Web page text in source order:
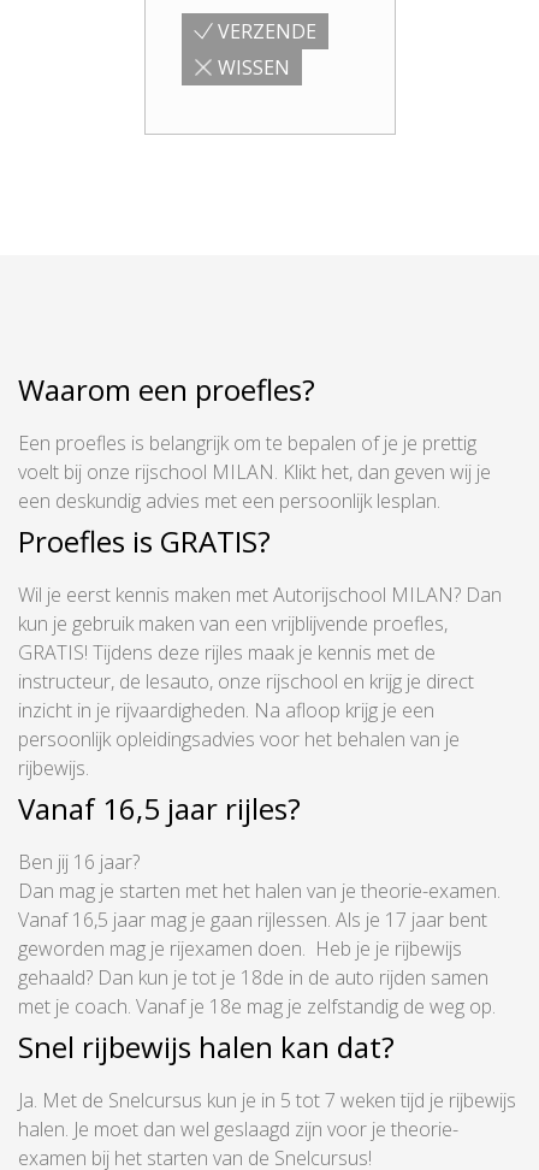
VERZENDE
WISSEN
Waarom een proefles?
Een proefles is belangrijk om te bepalen of je je prettig
voelt bij onze rijschool MILAN. Klikt het, dan geven wij je
een deskundig advies met een persoonlijk lesplan.
Proefles is GRATIS?
Wil je eerst kennis maken met Autorijschool MILAN? Dan
kun je gebruik maken van een vrijblijvende proefles,
GRATIS! Tijdens deze rijles maak je kennis met de
instructeur, de lesauto, onze rijschool en krijg je direct
inzicht in je rijvaardigheden. Na afloop krijg je een
persoonlijk opleidingsadvies voor het behalen van je
rijbewijs.
Vanaf 16,5 jaar rijles?
Ben jij 16 jaar?
Dan mag je starten met het halen van je theorie-examen.
Vanaf 16,5 jaar mag je gaan rijlessen. Als je 17 jaar bent
geworden mag je rijexamen doen. Heb je je rijbewijs
gehaald? Dan kun je tot je 18de in de auto rijden samen
met je coach. Vanaf je 18e mag je zelfstandig de weg op.
Snel rijbewijs halen kan dat?
Ja. Met de Snelcursus kun je in 5 tot 7 weken tijd je rijbewijs
halen. Je moet dan wel geslaagd zijn voor je theorie-
examen bij het starten van de Snelcursus!